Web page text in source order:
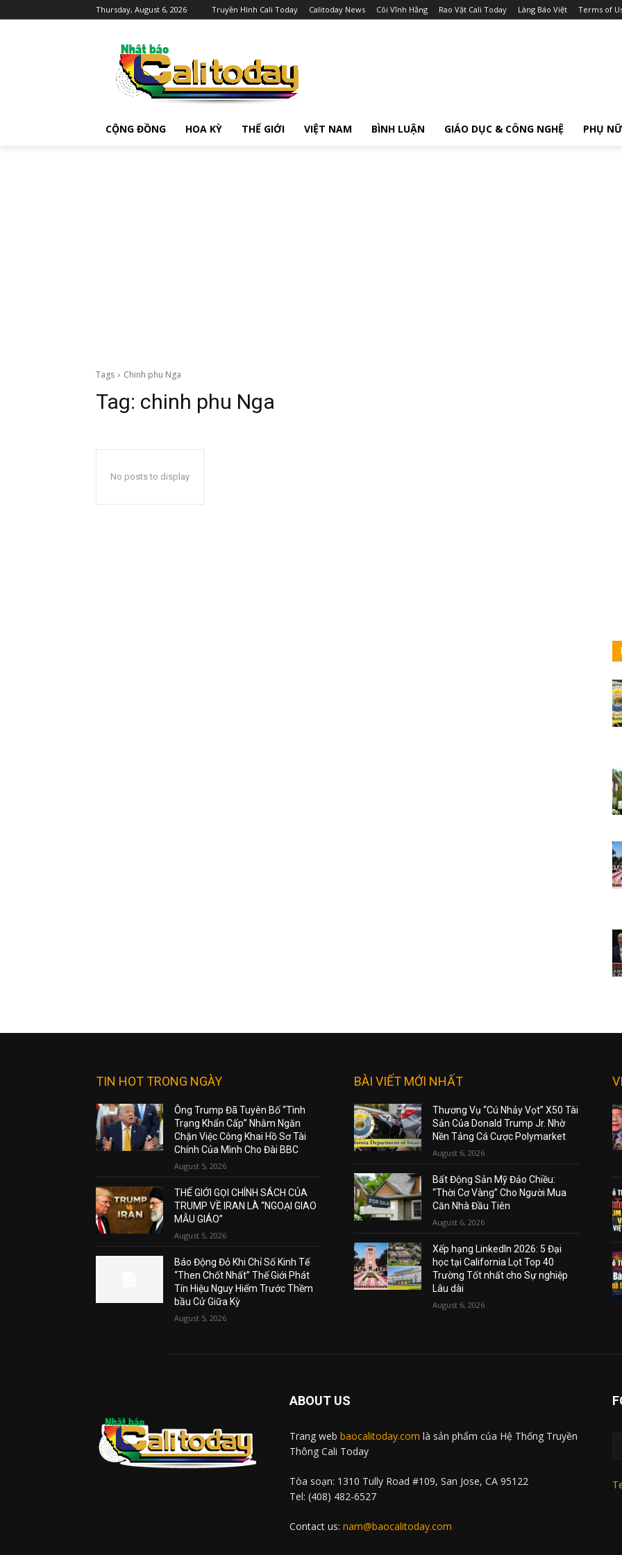
Thursday, August 6, 2026 Truyền Hình Cali Today Calitoday News Cõi Vĩnh Hằng Rao Vặt Cali Today Làng Báo Việt Terms of
CỘNG ĐỒNG HOA KỲ THẾ GIỚI VIỆT NAM BÌNH LUẬN GIÁO DỤC & CÔNG NGHỆ PHỤ NỮ
Tags Chinh phu Nga
Tag: chinh phu Nga
No posts to display
TIN HOT TRONG NGÀY
Ông Trump Đã Tuyên Bố “Tình
Trạng Khẩn Cấp” Nhằm Ngăn
Chặn Việc Công Khai Hồ Sơ Tài
Chính Của Mình Cho Đài BBC
August 5, 2026
THẾ GIỚI GỌI CHÍNH SÁCH CỦA
TRUMP VỀ IRAN LÀ “NGOẠI GIAO
MẪU GIÁO”
August 5, 2026
Báo Động Đỏ Khi Chỉ Số Kinh Tế
“Then Chốt Nhất” Thế Giới Phát
Tín Hiệu Nguy Hiểm Trước Thềm
bầu Cử Giữa Kỳ
August 5, 2026
BÀI VIẾT MỚI NHẤT
Thương Vụ “Cú Nhảy Vọt” X50 Tài
Sản Của Donald Trump Jr. Nhờ
Nền Tảng Cá Cược Polymarket
August 6, 2026
Bất Động Sản Mỹ Đảo Chiều:
“Thời Cơ Vàng” Cho Người Mua
Căn Nhà Đầu Tiên
August 6, 2026
Xếp hạng LinkedIn 2026: 5 Đại
học tại California Lọt Top 40
Trường Tốt nhất cho Sự nghiệp
Lâu dài
August 6, 2026
ABOUT US
Trang web baocalitoday.com là sản phẩm của Hệ Thống Truyền
Thông Cali Today
Tòa soạn: 1310 Tully Road #109, San Jose, CA 95122
Tel: (408) 482-6527
Contact us: nam@baocalitoday.com